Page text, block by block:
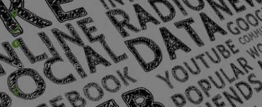
Rua Rio Branco, nº107 (2º andar), Centro - Cep: 27.330-030
(24) 3323-2848 ou (24) 3323-2500
De segunda à sexta-feira , das 9h às 17h.
Sede Campestre:
Estrada Governador Chagas Freitas – 3.780 – Colônia Santo
Antônio – Barra Mansa